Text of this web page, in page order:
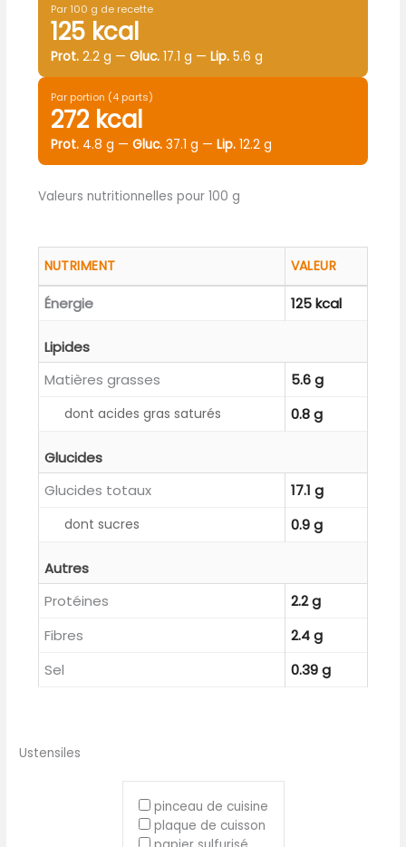
Par 100 g de recette
125 kcal
Prot.2.2 g — Gluc.17.1 g — Lip.5.6 g
Par portion (4 parts)
272 kcal
Prot.4.8 g — Gluc.37.1 g — Lip.12.2 g
Valeurs nutritionnelles pour 100 g
NUTRIMENT VALEUR
Énergie 125 kcal
Lipides
Matières grasses
5.6 g
dont acides gras saturés 0.8 g
Glucides
Glucides totaux
17.1 g
dont sucres 0.9 g
Autres
Protéines
2.2 g
Fibres
2.4 g
Sel
0.39 g
Ustensiles
pinceau de cuisine
plaque de cuisson